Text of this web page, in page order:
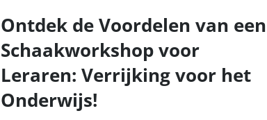
MET
SCHAAKWORKSHOPS
VOOR
DOCENTEN!
Ontdek de Voordelen van een
Schaakworkshop voor
Leraren: Verrijking voor het
Onderwijs!